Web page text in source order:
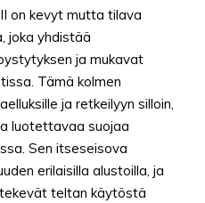
on kevyt mutta tilava
joka yhdistää
ja mukavat
Tämä kolmen
ja retkeilyyn silloin,
luotettavaa suojaa
Sen itseseisova
erilaisilla alustoilla, ja
teltan käytöstä